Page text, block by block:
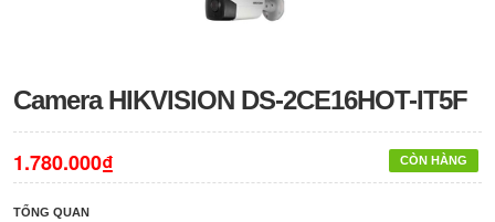
Camera HIKVISION DS-2CE16HOT-IT5F
CÒN HÀNG
1.780.000₫
TỔNG QUAN